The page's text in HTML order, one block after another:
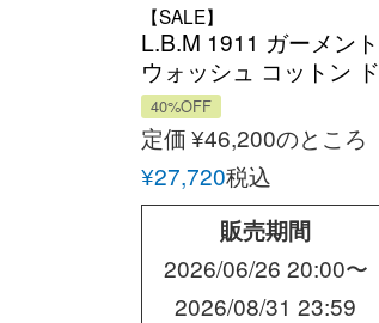
【SALE】
L.B.M 1911 ガーメント
ウォッシュ コットン ド
ライビング ブルゾン 春
夏 ライトウェイト イタ
リア
40%OFF
定価¥46,200のところ
¥27,720税込
販売期間
2026/06/26 20:00〜
2026/08/31 23:59